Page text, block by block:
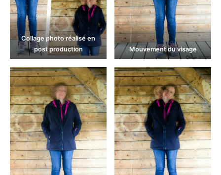
Collage photo réalisé en
post production
Mouvement du visage